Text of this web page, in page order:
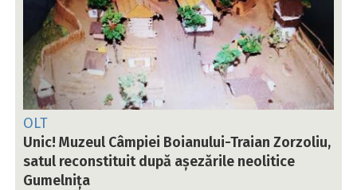
OLT
Unic! Muzeul Câmpiei Boianului-Traian Zorzoliu,
satul reconstituit după așezările neolitice
Gumelnița